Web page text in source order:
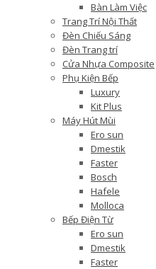
Bàn Làm Việc
Trang Trí Nội Thất
Đèn Chiếu Sáng
Đèn Trang trí
Cửa Nhựa Composite
Phụ Kiện Bếp
Luxury
Kit Plus
Máy Hút Mùi
Ero sun
Dmestik
Faster
Bosch
Hafele
Molloca
Bếp Điện Từ
Ero sun
Dmestik
Faster